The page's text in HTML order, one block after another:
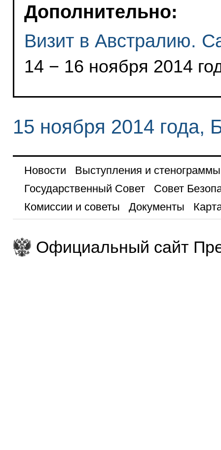
Дополнительно:
Визит в Австралию.
14 − 16 ноября 2014
15 ноября 2014 года,
Новости
Выступления и стенограммы
Государственный Совет
Совет
Комиссии и советы
Документы
Официальный сайт